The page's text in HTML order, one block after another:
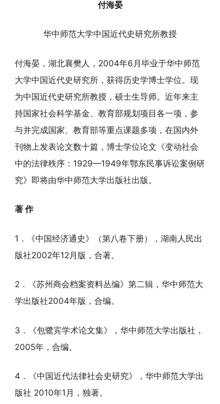
付海晏
华中师范大学中国近代史研究所教授
付海晏，湖北襄樊人，2004年6月毕业于华中师范
大学中国近代史研究所，获得历史学博士学位。现
为中国近代史研究所教授，硕士生导师。近年来主
持国家社会科学基金、教育部规划项目各一项，参
与并完成国家、教育部等重点课题多项，在国内外
刊物上发表论文数十篇，博士学位论文《变动社会
中的法律秩序：1929—1949年鄂东民事诉讼案例研
究》即将由华中师范大学出版社出版。
著 作
1．《中国经济通史》（第八卷下册），湖南人民出
版社2002年12月版，合著。
2．《苏州商会档案资料丛编》第二辑，华中师范大
学出版社2004年版，合编。
3．《包鷺宾学术论文集》，华中师范大学出版社，
2005年，合编。
4．《中国近代法律社会史研究》，华中师范大学出
版社 2010年1月，独著。